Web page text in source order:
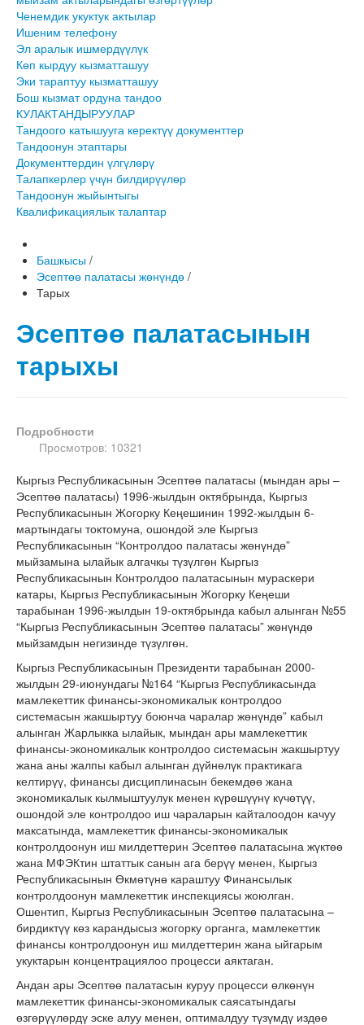
Ченемдик укуктук актылар
Ишеним телефону
Эл аралык ишмердүүлүк
Көп кырдуу кызматташуу
Эки тараптуу кызматташуу
Бош кызмат ордуна тандоо
КУЛАКТАНДЫРУУЛАР
Тандоого катышууга керектүү документтер
Тандоонун этаптары
Документтердин үлгүлөрү
Талапкерлер үчүн билдирүүлөр
Тандоонун жыйынтыгы
Квалификациялык талаптар
Башкысы /
Эсептөө палатасы жөнүндө /
Тарых
Эсептөө палатасынын
тарыхы
Подробности
Просмотров: 10321
Кыргыз Республикасынын Эсептөө палатасы (мындан ары –
Эсептөө палатасы) 1996-жылдын октябрында, Кыргыз
Республикасынын Жогорку Кеңешинин 1992-жылдын 6-
мартындагы токтомуна, ошондой эле Кыргыз
Республикасынын “Контролдоо палатасы жөнүндө”
мыйзамына ылайык алгачкы түзүлгөн Кыргыз
Республикасынын Контролдоо палатасынын мураскери
катары, Кыргыз Республикасынын Жогорку Кеңеши
тарабынан 1996-жылдын 19-октябрында кабыл алынган №55
“Кыргыз Республикасынын Эсептөө палатасы” жөнүндө
мыйзамдын негизинде түзүлгөн.
Кыргыз Республикасынын Президенти тарабынан 2000-
жылдын 29-июнундагы №164 “Кыргыз Республикасында
мамлекеттик финансы-экономикалык контролдоо
системасын жакшыртуу боюнча чаралар жөнүндө” кабыл
алынган Жарлыкка ылайык, мындан ары мамлекеттик
финансы-экономикалык контролдоо системасын жакшыртуу
жана аны жалпы кабыл алынган дүйнөлүк практикага
келтирүү, финансы дисциплинасын бекемдөө жана
экономикалык кылмыштуулук менен күрөшүүнү күчөтүү,
ошондой эле контролдоо иш чараларын кайталоодон качуу
максатында, мамлекеттик финансы-экономикалык
контролдоонун иш милдеттерин Эсептөө палатасына жүктөө
жана МФЭКтин штаттык санын ага берүү менен, Кыргыз
Республикасынын Өкмөтүнө караштуу Финансылык
контролдоонун мамлекеттик инспекциясы жоюлган.
Ошентип, Кыргыз Республикасынын Эсептөө палатасына –
бирдиктүү көз карандысыз жогорку органга, мамлекеттик
финансы контролдоонун иш милдеттерин жана ыйгарым
укуктарын концентрациялоо процесси аяктаган.
Андан ары Эсептөө палатасын куруу процесси өлкөнүн
мамлекеттик финансы-экономикалык саясатындагы
өзгөрүүлөрдү эске алуу менен, оптималдуу түзүмдү издөө